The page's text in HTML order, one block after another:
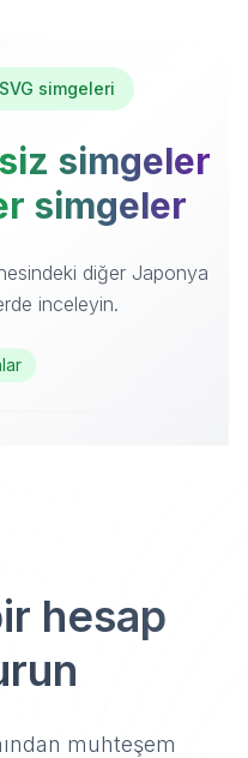
simgeleri
simgeler
simgeler
diğer Japonya
inceleyin.
hesap
muhteşem